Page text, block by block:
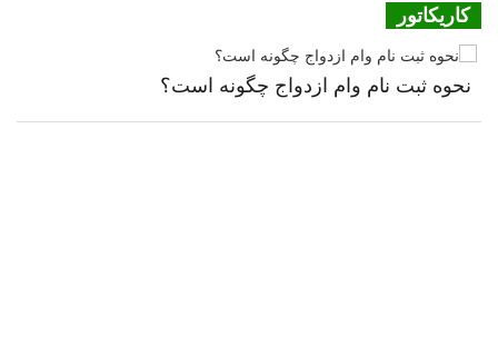
کاریکاتور
نحوه ثبت نام وام ازدواج چگونه است؟